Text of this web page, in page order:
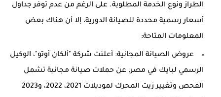
الطراز ونوع الخدمة المطلوبة. على الرغم من عدم توفر جداول
أسعار رسمية محددة للصيانة الدورية، إلا أن هناك بعض
المعلومات المتاحة:
عروض الصيانة المجانية: أعلنت شركة "ألكان أوتو"، الوكيل
الرسمي لبايك في مصر، عن حملات صيانة مجانية تشمل
الفحص وتغيير زيت المحرك لموديلات 2021، 2022، و2023